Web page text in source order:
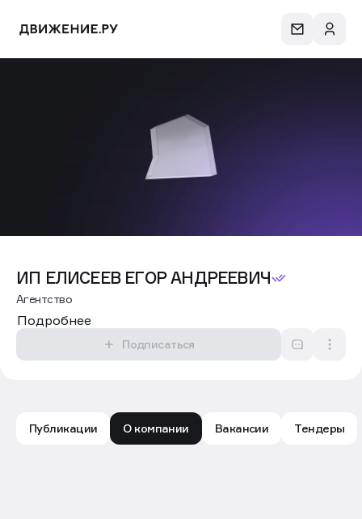
ИП ЕЛИСЕЕВ ЕГОР АНДРЕЕВИЧ
Агентство
Подробнее
Подписаться
Публикации О компании Вакансии Тендеры